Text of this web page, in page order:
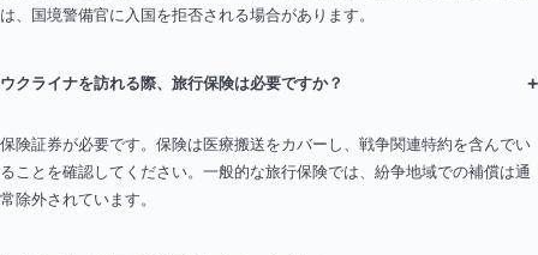
は、国境警備官に入国を拒否される場合があります。
ウクライナを訪れる際、旅行保険は必要ですか？ +
保険証券が必要です。保険は医療搬送をカバーし、戦争関連特約を含んでい
ることを確認してください。一般的な旅行保険では、紛争地域での補償は通
常除外されています。